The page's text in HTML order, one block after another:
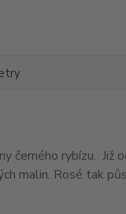
černého rybízu. Již
malin. Rosé tak